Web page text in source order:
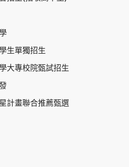
生單獨招生
大專校院甄試招生
計畫聯合推薦甄選